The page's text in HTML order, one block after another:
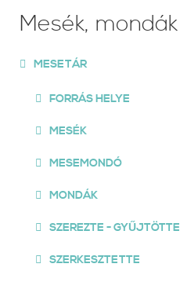
Mesék, mondák
MESETÁR
FORRÁS HELYE
MESÉK
MESEMONDÓ
MONDÁK
SZEREZTE - GYŰJTÖTTE
SZERKESZTETTE